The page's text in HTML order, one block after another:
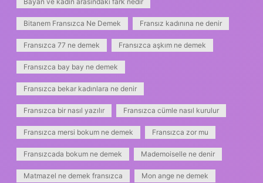
Bitanem Fransızca Ne Demek Fransız kadınına ne denir
Fransızca 77 ne demek Fransızca aşkım ne demek
Fransızca bay bay ne demek
Fransızca bekar kadınlara ne denir
Fransızca bir nasıl yazılır Fransızca cümle nasıl kurulur
Fransızca mersi bokum ne demek Fransızca zor mu
Fransızcada bokum ne demek Mademoiselle ne denir
Matmazel ne demek fransızca Mon ange ne demek